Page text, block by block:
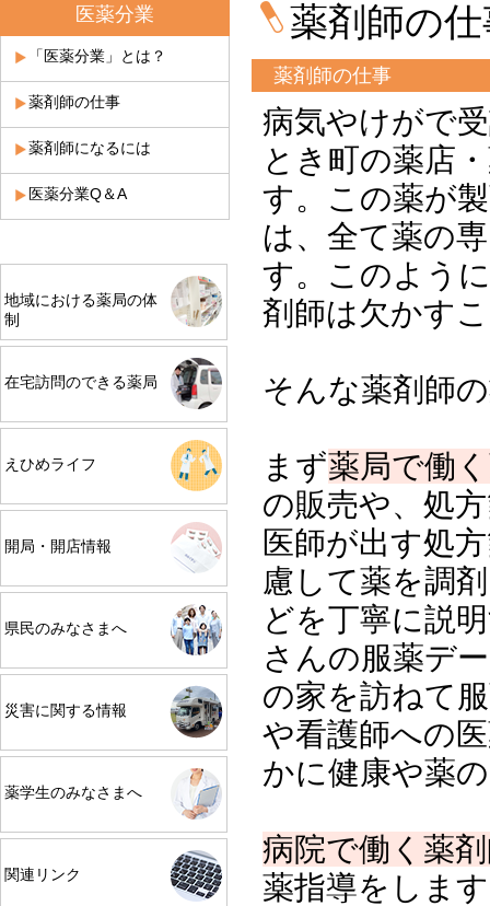
医薬分業
「医薬分業」とは？
薬剤師の仕事
薬剤師になるには
医薬分業Q＆A
地域における薬局の体
制
在宅訪問のできる薬局
えひめライフ
開局・開店情報
県民のみなさまへ
災害に関する情報
薬学生のみなさまへ
関連リンク
薬剤師の
薬剤師の仕事
病気やけがで
とき町の薬店
す。この薬が
は、全て薬の
す。このよう
剤師は欠かす
そんな薬剤師
まず薬局で働
の販売や、処
医師が出す処
慮して薬を調
どを丁寧に説
さんの服薬デ
の家を訪ねて
や看護師への
かに健康や薬
病院で働く薬
薬指導をしま